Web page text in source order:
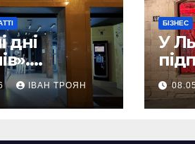
дні
ІВАН ТРОЯН
БІЗНЕС
У